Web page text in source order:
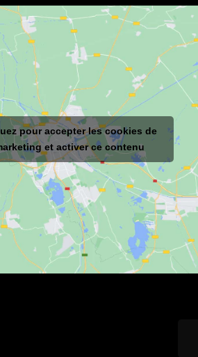
pour accepter les cookies de
et activer ce contenu